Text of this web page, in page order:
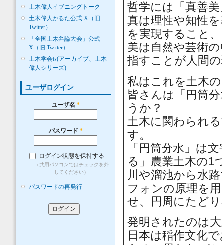
土木偉人イブニングトーク
土木偉人かるた公式 X（旧
Twitter）
「全国土木弁論大会」公式
X（旧 Twitter）
土木学会tv(アーカイブ、土木
偉人シリーズ)
ユーザログイン
ユーザ名 *
パスワード *
ログイン状態を保持する
（共用パソコンではチェックを外
してください）
パスワードの再発行
哲学には「真善
真は理性や知性
を実現すること、
美は自然や芸術
指すことが人間
私はこれを土木
皆さんは「円筒
うか？
土木に関わられ
す。
「円筒分水」は
る」農業土木の1
川や溜池から水
フォンの原理を
せ、円周にたど
発明されたのは
日本は稲作文化